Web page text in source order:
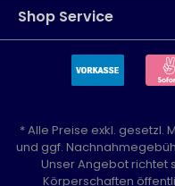
Shop Service
* Alle Preise exkl. gesetzl.
und ggf.
Unser Angebot richtet
Körperschaften